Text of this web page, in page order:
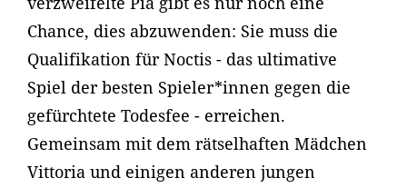
Chance, dies abzuwenden: Sie muss die
Qualifikation für Noctis - das ultimative
Spiel der besten Spieler*innen gegen die
gefürchtete Todesfee - erreichen.
Gemeinsam mit dem rätselhaften Mädchen
Vittoria und einigen anderen jungen